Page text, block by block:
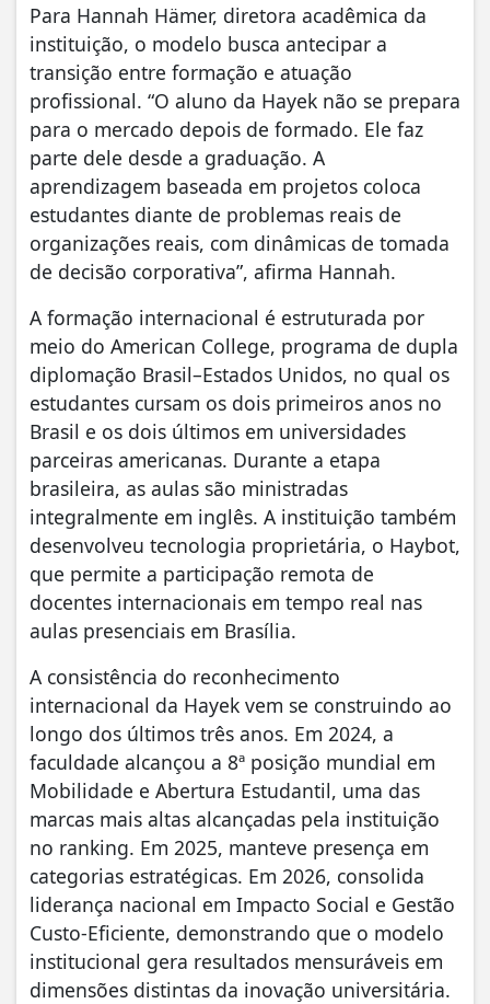
Para Hannah Hämer, diretora acadêmica da
instituição, o modelo busca antecipar a
transição entre formação e atuação
profissional. “O aluno da Hayek não se prepara
para o mercado depois de formado. Ele faz
parte dele desde a graduação. A
aprendizagem baseada em projetos coloca
estudantes diante de problemas reais de
organizações reais, com dinâmicas de tomada
de decisão corporativa”, afirma Hannah.
A formação internacional é estruturada por
meio do American College, programa de dupla
diplomação Brasil–Estados Unidos, no qual os
estudantes cursam os dois primeiros anos no
Brasil e os dois últimos em universidades
parceiras americanas. Durante a etapa
brasileira, as aulas são ministradas
integralmente em inglês. A instituição também
desenvolveu tecnologia proprietária, o Haybot,
que permite a participação remota de
docentes internacionais em tempo real nas
aulas presenciais em Brasília.
A consistência do reconhecimento
internacional da Hayek vem se construindo ao
longo dos últimos três anos. Em 2024, a
faculdade alcançou a 8ª posição mundial em
Mobilidade e Abertura Estudantil, uma das
marcas mais altas alcançadas pela instituição
no ranking. Em 2025, manteve presença em
categorias estratégicas. Em 2026, consolida
liderança nacional em Impacto Social e Gestão
Custo-Eficiente, demonstrando que o modelo
institucional gera resultados mensuráveis em
dimensões distintas da inovação universitária.